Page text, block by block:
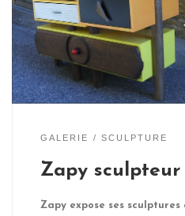
GALERIE SCULPTURE
Zapy sculpteur
Zapy expose ses sculptures